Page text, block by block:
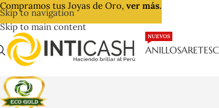
Skip to navigation
Skip to main content
ANILLOS
NUEVOS
ARETES
Compramos tus Joyas de Oro, ver más.